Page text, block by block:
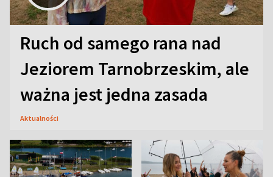
Ruch od samego rana nad
Jeziorem Tarnobrzeskim, ale
ważna jest jedna zasada
Aktualności